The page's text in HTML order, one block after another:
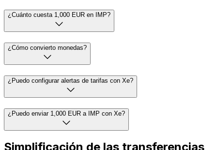
¿Cuánto cuesta 1,000 EUR en IMP?
¿Cómo convierto monedas?
¿Puedo configurar alertas de tarifas con Xe?
¿Puedo enviar 1,000 EUR a IMP con Xe?
Simplificación de las transferencias